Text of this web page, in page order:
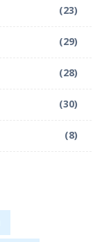
(23)
(29)
(28)
(30)
(8)